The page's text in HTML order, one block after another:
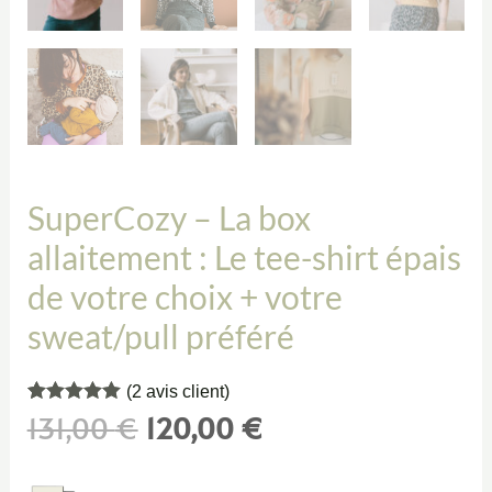
SuperCozy – La box
allaitement : Le tee-shirt épais
de votre choix + votre
sweat/pull préféré
Noté
5.00
sur 5 basé
2
client
(2 avis client)
131,00€ 120,00 €